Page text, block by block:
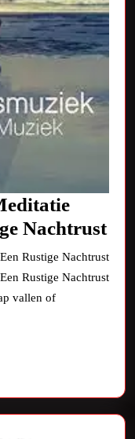
Nachtrust
Rustige Nachtrust
Rustige Nachtrust
vallen of